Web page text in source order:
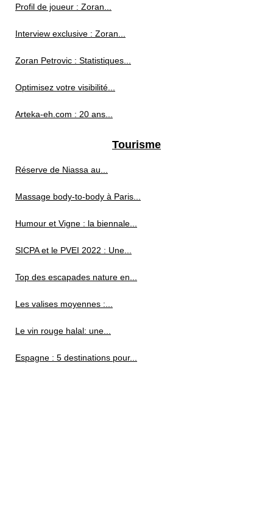
Profil de joueur : Zoran...
Interview exclusive : Zoran...
Zoran Petrovic : Statistiques...
Optimisez votre visibilité...
Arteka-eh.com : 20 ans...
Tourisme
Réserve de Niassa au...
Massage body-to-body à Paris...
Humour et Vigne : la biennale...
SICPA et le PVEI 2022 : Une...
Top des escapades nature en...
Les valises moyennes :...
Le vin rouge halal: une...
Espagne : 5 destinations pour...